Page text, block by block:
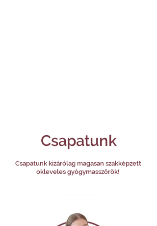
Csapatunk
Csapatunk kizárólag magasan szakképzett
okleveles gyógymasszőrök!